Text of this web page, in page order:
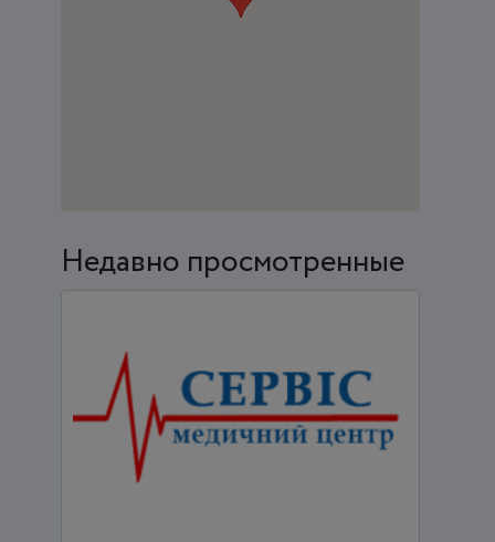
Недавно просмотренные